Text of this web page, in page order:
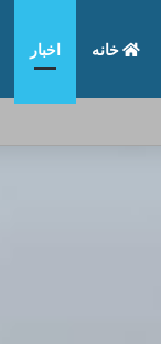
خانه اخبار